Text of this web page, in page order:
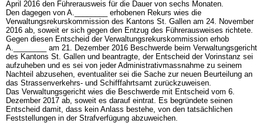
April 2016 den Führerausweis für die Dauer von sechs Monaten.
Den dagegen von A.________ erhobenen Rekurs wies die
Verwaltungsrekurskommission des Kantons St. Gallen am 24. November
2016 ab, soweit er sich gegen den Entzug des Führerausweises richtete.
Gegen diesen Entscheid der Verwaltungsrekurskommission erhob
A.________ am 21. Dezember 2016 Beschwerde beim Verwaltungsgericht
des Kantons St. Gallen und beantragte, der Entscheid der Vorinstanz sei
aufzuheben und es sei von jeder Administrativmassnahme zu seinem
Nachteil abzusehen, eventualiter sei die Sache zur neuen Beurteilung an
das Strassenverkehrs- und Schifffahrtsamt zurückzuweisen.
Das Verwaltungsgericht wies die Beschwerde mit Entscheid vom 6.
Dezember 2017 ab, soweit es darauf eintrat. Es begründete seinen
Entscheid damit, dass kein Anlass bestehe, von den tatsächlichen
Feststellungen in der Strafverfügung abzuweichen.